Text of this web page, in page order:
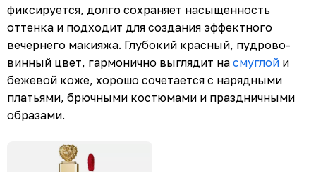
фиксируется, долго сохраняет насыщенность
оттенка и подходит для создания эффектного
вечернего макияжа. Глубокий красный, пудрово-
винный цвет, гармонично выглядит на смуглой и
бежевой коже, хорошо сочетается с нарядными
платьями, брючными костюмами и праздничными
образами.